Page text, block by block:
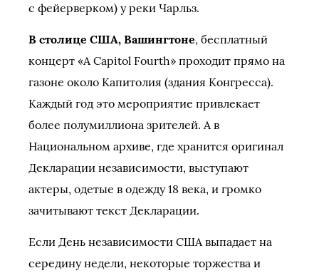
с фейерверком) у реки Чарльз.
В столице США, Вашингтоне, бесплатный
концерт «A Capitol Fourth» проходит прямо на
газоне около Капитолия (здания Конгресса).
Каждый год это мероприятие привлекает
более полумиллиона зрителей. А в
Национальном архиве, где хранится оригинал
Декларации независимости, выступают
актеры, одетые в одежду 18 века, и громко
зачитывают текст Декларации.
Если День независимости США выпадает на
середину недели, некоторые торжества и